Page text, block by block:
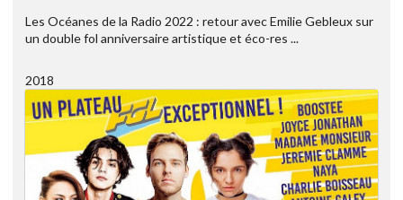
Les Océanes de la Radio 2022 : retour avec Emilie Gebleux sur
un double fol anniversaire artistique et éco-res ...
2018